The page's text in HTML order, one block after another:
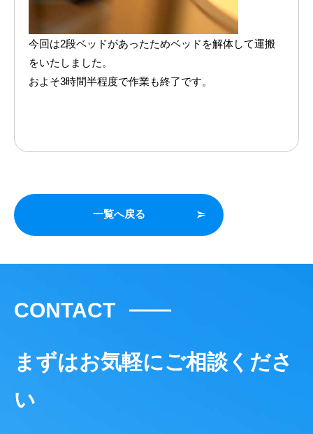
今回は2段ベッドがあったためベッドを解体して運搬
をいたしました。
およそ3時間半程度で作業も終了です。
一覧へ戻る
CONTACT
まずはお気軽にご相談くださ
い